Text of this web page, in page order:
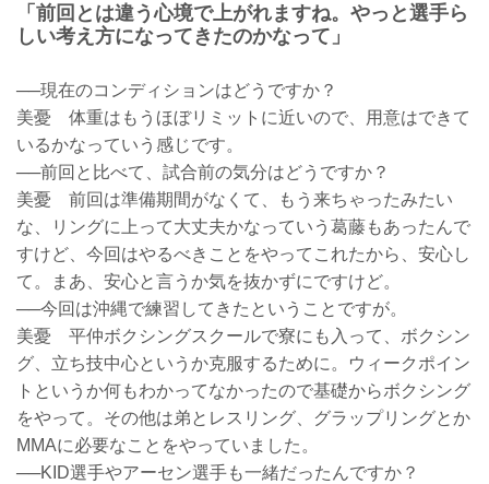
「前回とは違う心境で上がれますね。やっと選手ら
しい考え方になってきたのかなって」
──現在のコンディションはどうですか？
美憂 体重はもうほぼリミットに近いので、用意はできて
いるかなっていう感じです。
──前回と比べて、試合前の気分はどうですか？
美憂 前回は準備期間がなくて、もう来ちゃったみたい
な、リングに上って大丈夫かなっていう葛藤もあったんで
すけど、今回はやるべきことをやってこれたから、安心し
て。まあ、安心と言うか気を抜かずにですけど。
──今回は沖縄で練習してきたということですが。
美憂 平仲ボクシングスクールで寮にも入って、ボクシン
グ、立ち技中心というか克服するために。ウィークポイン
トというか何もわかってなかったので基礎からボクシング
をやって。その他は弟とレスリング、グラップリングとか
MMAに必要なことをやっていました。
──KID選手やアーセン選手も一緒だったんですか？